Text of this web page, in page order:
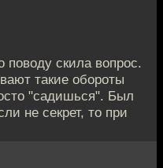
скила вопрос.
такие обороты
"садишься". Был
не секрет, то при